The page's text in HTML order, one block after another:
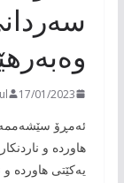
17/01/2023
ئەمڕۆ
ھاوردە و
یەکێتی ھاوردە